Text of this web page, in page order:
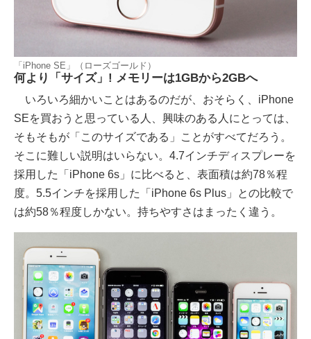
「iPhone SE」（ローズゴールド）
何より「サイズ」! メモリーは1GBから2GBへ
いろいろ細かいことはあるのだが、おそらく、iPhone
SEを買おうと思っている人、興味のある人にとっては、
そもそもが「このサイズである」ことがすべてだろう。
そこに難しい説明はいらない。4.7インチディスプレーを
採用した「iPhone 6s」に比べると、表面積は約78％程
度。5.5インチを採用した「iPhone 6s Plus」との比較で
は約58％程度しかない。持ちやすさはまったく違う。